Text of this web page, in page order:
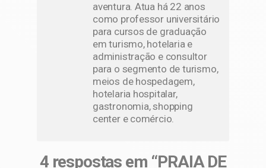
aventura. Atua há 22 anos
como professor universitário
para cursos de graduação
em turismo, hotelaria e
administração e consultor
para o segmento de turismo,
meios de hospedagem,
hotelaria hospitalar,
gastronomia, shopping
center e comércio.
4 respostas em “PRAIA DE